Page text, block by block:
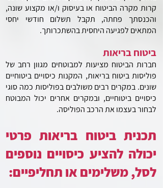
קרות מקרה הביטוח או בעיסוק ו/או מקצוע שונה,
והכנסתך פחתה, תקבל תשלום חודשי יחסי
המתאים לפגיעה היחסית בהשתכרותך.
ביטוח בריאות
חברות הביטוח מציעות למבוטחים מגוון רחב של
פוליסות ביטוח בריאות, המקנות כיסויים ביטוחיים
שונים. במקרים רבים משולבים בפוליסות כמה סוגי
כיסויים ביטוחיים, ובמקרים אחרים יכול המבוטח
לבחור בעצמו את הרכב הפוליסה.
תכנית ביטוח בריאות פרטי
יכולה להציע כיסויים נוספים
לסל, משלימים או תחליפיים: